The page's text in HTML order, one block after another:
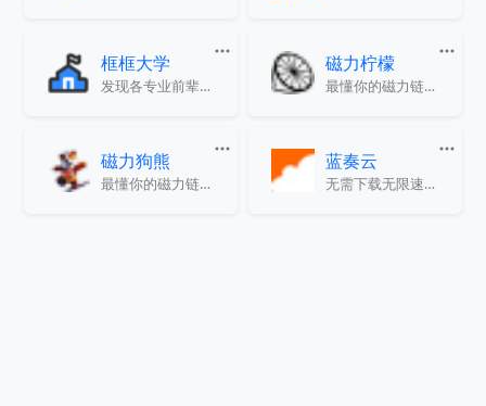
框框大学
发现各专业前辈们的学习建议
磁力柠檬
最懂你的磁力链接搜索引擎
磁力狗熊
最懂你的磁力链接搜索引擎
蓝奏云
无需下载无限速的云盘